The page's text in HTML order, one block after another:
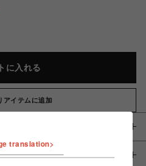
に入れる
アイテムに追加
translation>